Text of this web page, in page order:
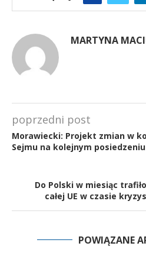
MARTYNA
poprzedni post
Morawiecki: Projekt zmian w
Sejmu na kolejnym posiedzeniu
Do Polski w miesiąc
całej UE w czasie
POWIĄZANE